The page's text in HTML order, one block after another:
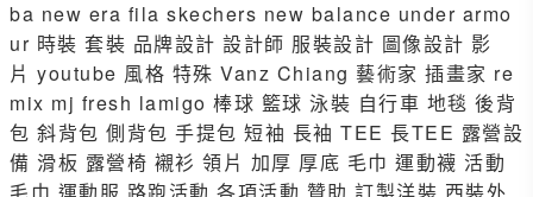
ba new era fila skechers new balance under armo
ur 時裝 套裝 品牌設計 設計師 服裝設計 圖像設計 影
片 youtube 風格 特殊 Vanz Chiang 藝術家 插畫家 re
mix mj fresh lamigo 棒球 籃球 泳裝 自行車 地毯 後背
包 斜背包 側背包 手提包 短袖 長袖 TEE 長TEE 露營設
備 滑板 露營椅 襯衫 領片 加厚 厚底 毛巾 運動襪 活動
毛巾 運動服 路跑活動 各項活動 贊助 訂製洋裝 西裝外